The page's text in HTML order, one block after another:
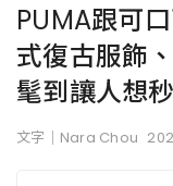
PUMA跟可
式復古服飾
髦到讓人想
文字｜Nara Chou